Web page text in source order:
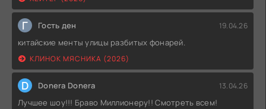
Г Гость ден 19.04.26
китайские менты улицы разбитых фонарей.
КЛИНОК МЯСНИКА (2026)
D Donera Donera 13.04.26
Лучшее шоу!!! Браво Миллионеру!! Смотреть всем!